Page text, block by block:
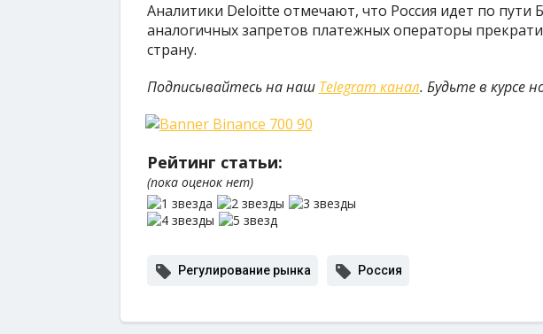
Аналитики Deloitte отмечают, что Россия идет по пути
аналогичных запретов платежных операторы
страну.
Подписывайтесь на наш Telegram канал. Будьте в курсе
Рейтинг статьи:
(пока оценок нет)
Регулирование рынка Россия